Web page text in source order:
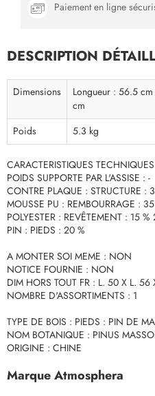
Paiement en ligne
DESCRIPTION
Dimensions
Longueur : 56.5
cm
Poids
5.3 kg
CARACTERISTIQUES
POIDS SUPPORTE PAR L'ASSISE : -
CONTRE PLAQUE : STRUCTURE :
MOUSSE PU : REMBOURRAGE :
POLYESTER : REVÊTEMENT : 15
PIN : PIEDS : 20 %
A MONTER SOI MEME : NON
NOTICE FOURNIE : NON
DIM HORS TOUT FR : L. 50 X L.
NOMBRE D'ASSORTIMENTS : 1
TYPE DE BOIS : PIEDS : PIN DE
NOM BOTANIQUE : PINUS
ORIGINE : CHINE
Marque Atmosphera